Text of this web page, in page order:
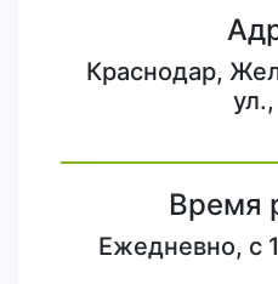
Краснодар,
Время
Ежедневно, с